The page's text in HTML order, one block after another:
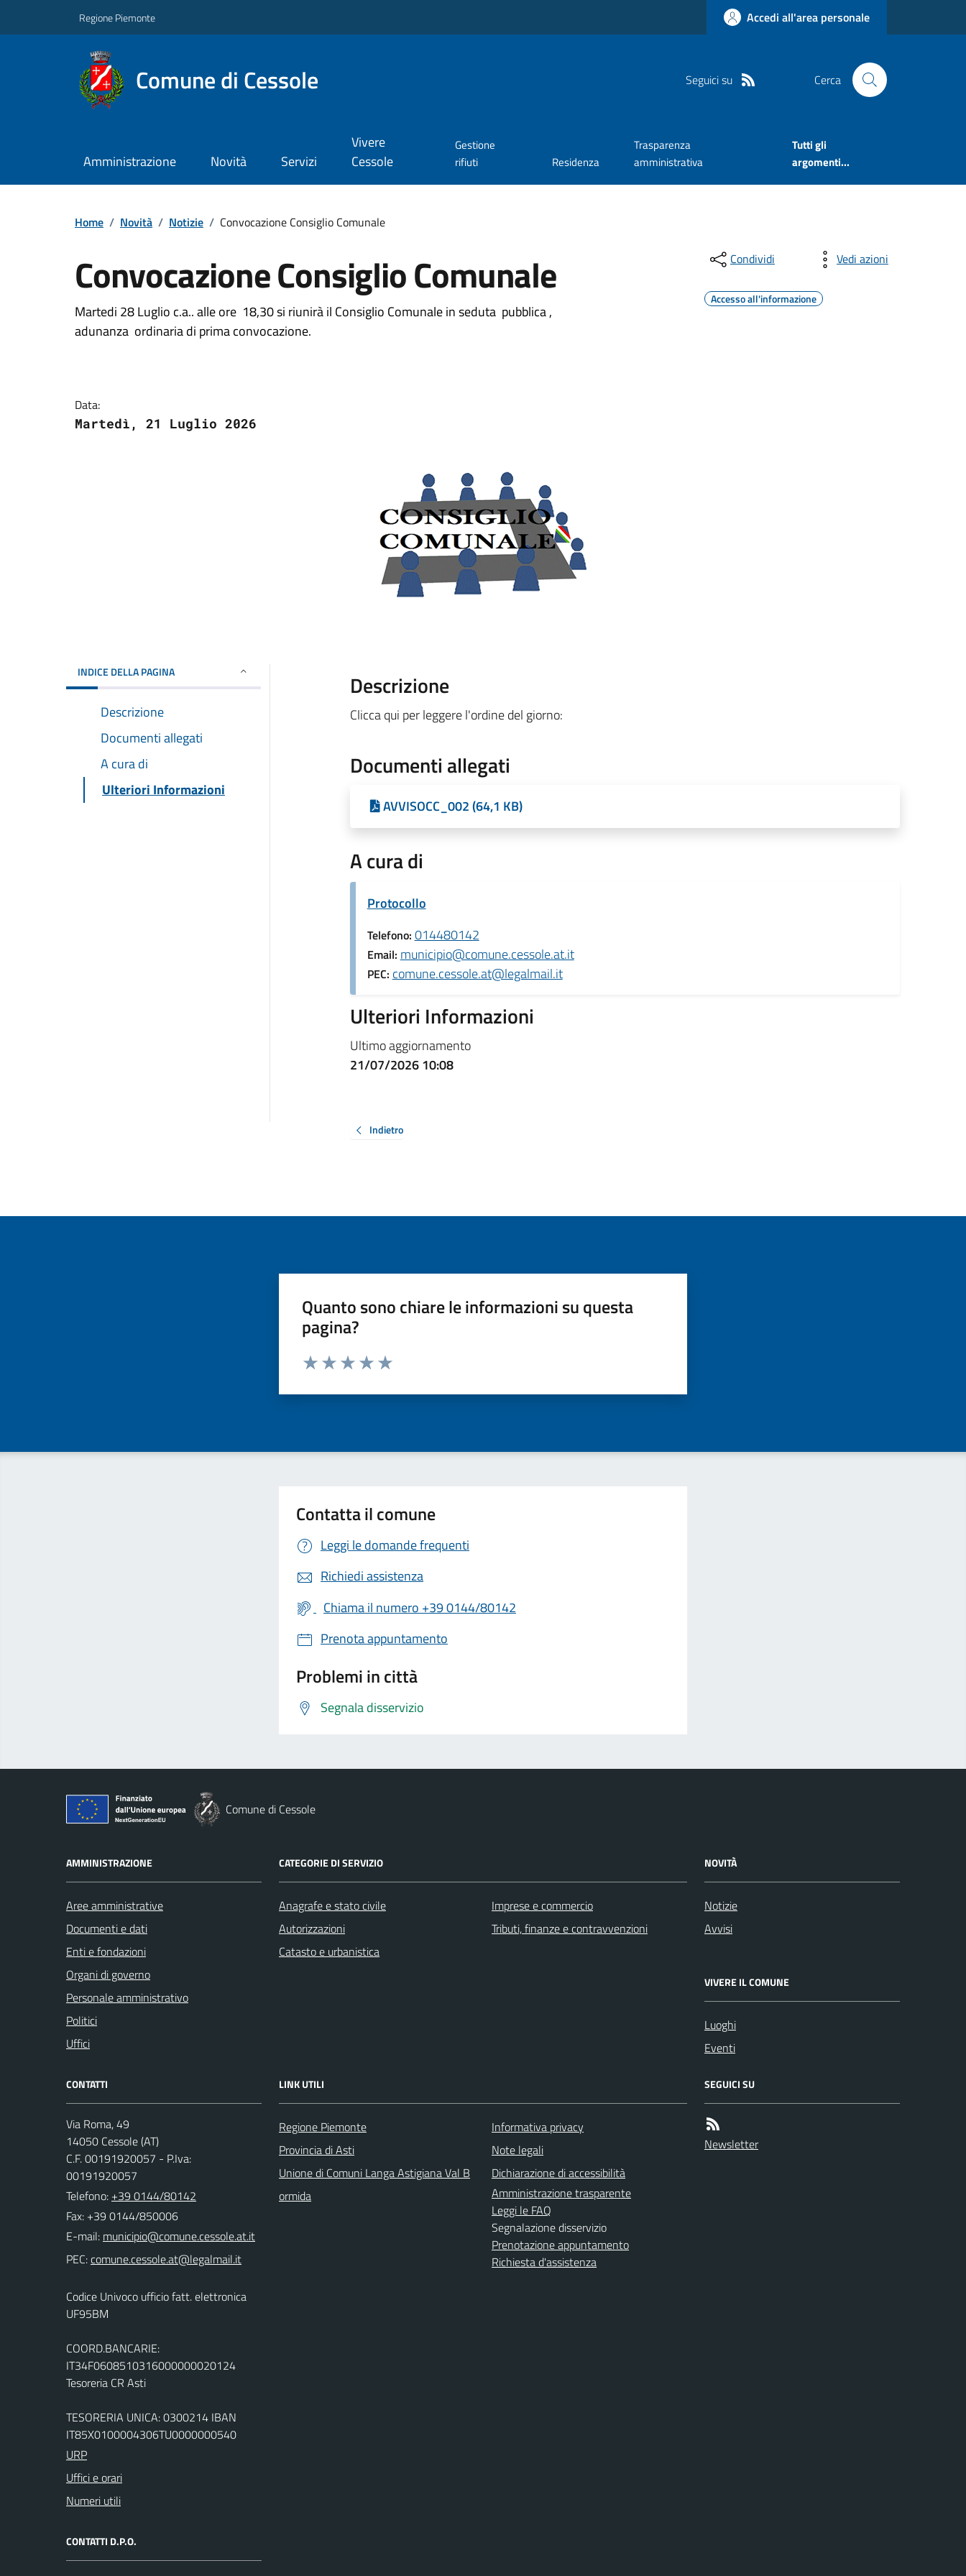
Regione Piemonte Accedi all'area personale
Comune di Cessole Seguici su Cerca
Amministrazione Novità Servizi
Vivere
Cessole
Gestione
rifiuti
Residenza
Trasparenza
amministrativa
Tutti gli
argomenti...
Home / Novità / Notizie / Convocazione Consiglio Comunale
Convocazione Consiglio Comunale
Martedi 28 Luglio c.a.. alle ore 18,30 si riunirà il Consiglio Comunale in seduta pubblica ,
adunanza ordinaria di prima convocazione.
Data:
Martedì, 21 Luglio 2026
Condividi Vedi azioni
Accesso all'informazione
INDICE DELLA PAGINA
Descrizione
Documenti allegati
A cura di
Ulteriori Informazioni
Descrizione
Clicca qui per leggere l'ordine del giorno:
Documenti allegati
AVVISOCC_002 (64,1 KB)
A cura di
Protocollo
Telefono: 014480142
Email: municipio@comune.cessole.at.it
PEC: comune.cessole.at@legalmail.it
Ulteriori Informazioni
Ultimo aggiornamento
21/07/2026 10:08
Indietro
Quanto sono chiare le informazioni su questa
pagina?
Valuta da 1 a 5 stelle la pagina
Contatta il comune
Leggi le domande frequenti
Richiedi assistenza
Chiama il numero +39 0144/80142
Prenota appuntamento
Problemi in città
Segnala disservizio
Comune di Cessole
AMMINISTRAZIONE
Aree amministrative
Documenti e dati
Enti e fondazioni
Organi di governo
Personale amministrativo
Politici
Uffici
CATEGORIE DI SERVIZIO
Anagrafe e stato civile
Autorizzazioni
Catasto e urbanistica
Imprese e commercio
Tributi, finanze e contravvenzioni
NOVITÀ
Notizie
Avvisi
VIVERE IL COMUNE
Luoghi
Eventi
CONTATTI
Via Roma, 49
14050 Cessole (AT)
C.F. 00191920057 - P.Iva:
00191920057
Telefono: +39 0144/80142
Fax: +39 0144/850006
E-mail:
PEC:
Codice Univoco ufficio fatt. elettronica
UF95BM
COORD.BANCARIE:
IT34F0608510316000000020124
Tesoreria CR Asti
TESORERIA UNICA: 0300214 IBAN
IT85X0100004306TU0000000540
URP
Uffici e orari
Numeri utili
CONTATTI D.P.O.
LINK UTILI
Regione Piemonte
Provincia di Asti
Unione di Comuni Langa Astigiana Val B
ormida
Informativa privacy
Note legali
Dichiarazione di accessibilità
Amministrazione trasparente
Leggi le FAQ
Segnalazione disservizio
Prenotazione appuntamento
Richiesta d'assistenza
SEGUICI SU
Newsletter